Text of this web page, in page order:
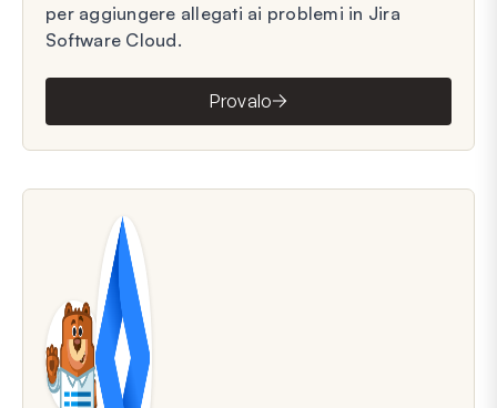
per aggiungere allegati ai problemi in Jira
Software Cloud.
Provalo